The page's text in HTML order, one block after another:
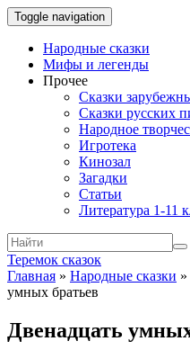
Toggle navigation
Народные сказки
Мифы и легенды
Прочее
Сказки
Сказки русских
Народное
Игротека
Кинозал
Загадки
Статьи
Литература 1-11
Теремок сказок
Главная » Народные сказки »
умных братьев
Двенадцать